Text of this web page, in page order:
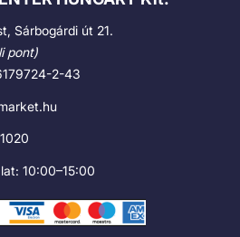
Sárbogárdi út 21.
pont)
2-43
10:00–15:00